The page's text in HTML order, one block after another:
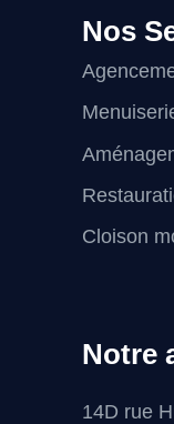
Nos
Cloison
Notre
14D rue